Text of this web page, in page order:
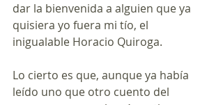
dar la bienvenida a alguien que ya
quisiera yo fuera mi tío, el
inigualable Horacio Quiroga.
Lo cierto es que, aunque ya había
leído uno que otro cuento del